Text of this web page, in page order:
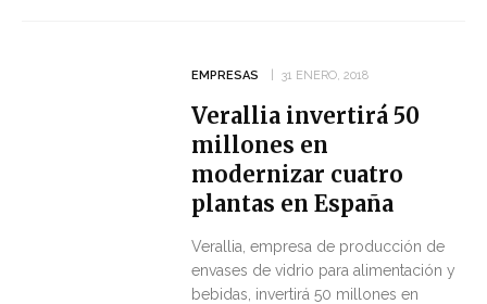
EMPRESAS 31 ENERO, 2018
Verallia invertirá 50
millones en
modernizar cuatro
plantas en España
Verallia, empresa de producción de
envases de vidrio para alimentación y
bebidas, invertirá 50 millones en